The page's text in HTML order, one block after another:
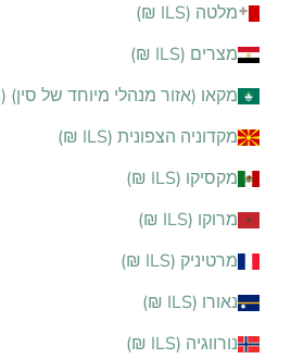
מלטה (ILS ₪)
מצרים (ILS ₪)
מקאו (אזור מנהלי מיוחד של סין) (ILS ₪)
מקדוניה הצפונית (ILS ₪)
מקסיקו (ILS ₪)
מרוקו (ILS ₪)
מרטיניק (ILS ₪)
נאורו (ILS ₪)
נורווגיה (ILS ₪)